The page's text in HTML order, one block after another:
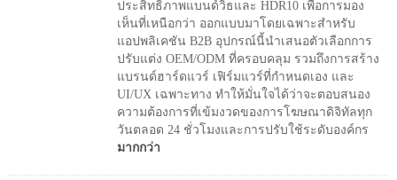
ประสิทธิภาพแบนด์วิธและ HDR10 เพื่อการมอง
เห็นที่เหนือกว่า ออกแบบมาโดยเฉพาะสำหรับ
แอปพลิเคชัน B2B อุปกรณ์นี้นำเสนอตัวเลือกการ
ปรับแต่ง OEM/ODM ที่ครอบคลุม รวมถึงการสร้าง
แบรนด์ฮาร์ดแวร์ เฟิร์มแวร์ที่กำหนดเอง และ
UI/UX เฉพาะทาง ทำให้มั่นใจได้ว่าจะตอบสนอง
ความต้องการที่เข้มงวดของการโฆษณาดิจิทัลทุก
วันตลอด 24 ชั่วโมงและการปรับใช้ระดับองค์กร
มากกว่า